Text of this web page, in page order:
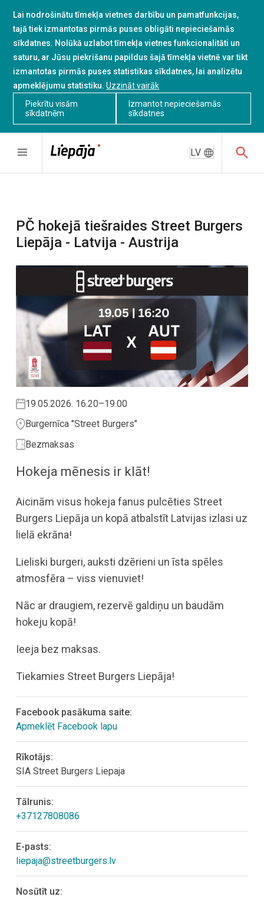
Lai nodrošinātu tīmekļa vietnes darbību un pamatfunkcijas,
tajā tiek izmantotas pirmās puses obligāti nepieciešamās
sīkdatnes. Nolūkā uzlabot tīmekļa vietnes funkcionalitāti un
saturu, ar Jūsu piekrišanu papildus šajā tīmekļa vietnē var tikt
izmantotas pirmās puses statistikas sīkdatnes, lai analizētu
apmeklējumu statistiku. Uzzināt vairāk
Piekrītu visām
sīkdatnēm
Izmantot nepieciešamās
sīkdatnes
LV
PČ hokejā tiešraides Street Burgers
Liepāja - Latvija - Austrija
19.05.2026. 16.20–19.00
Burgernīca "Street Burgers"
Bezmaksas
Hokeja mēnesis ir klāt!
Aicinām visus hokeja fanus pulcēties Street
Burgers Liepāja un kopā atbalstīt Latvijas izlasi uz
lielā ekrāna!
Lieliski burgeri, auksti dzērieni un īsta spēles
atmosfēra – viss vienuviet!
Nāc ar draugiem, rezervē galdiņu un baudām
hokeju kopā!
Ieeja bez maksas.
Tiekamies Street Burgers Liepāja!
Facebook pasākuma saite:
Apmeklēt Facebook lapu
Rīkotājs:
SIA Street Burgers Liepaja
Tālrunis:
+37127808086
E-pasts:
liepaja@streetburgers.lv
Nosūtīt uz: